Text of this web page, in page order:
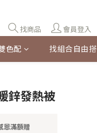
找商品 會員登入
色配 找組合自由搭
鋅發熱被
恩滿額贈